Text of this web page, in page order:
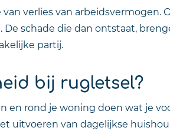
verlies van arbeidsvermogen.
schade die dan ontstaat,
partij.
bij rugletsel?
en rond je woning doen wat je
uitvoeren van dagelijkse